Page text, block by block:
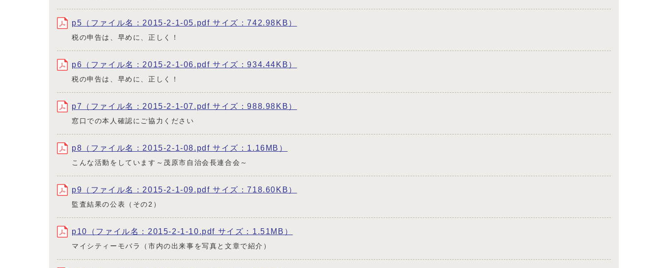
p5（ファイル名：2015-2-1-05.pdf サイズ：742.98KB）
税の申告は、早めに、正しく！
p6（ファイル名：2015-2-1-06.pdf サイズ：934.44KB）
税の申告は、早めに、正しく！
p7（ファイル名：2015-2-1-07.pdf サイズ：988.98KB）
窓口での本人確認にご協力ください
p8（ファイル名：2015-2-1-08.pdf サイズ：1.16MB）
こんな活動をしています～茂原市自治会長連合会～
p9（ファイル名：2015-2-1-09.pdf サイズ：718.60KB）
監査結果の公表（その2）
p10（ファイル名：2015-2-1-10.pdf サイズ：1.51MB）
マイシティーモバラ（市内の出来事を写真と文章で紹介）